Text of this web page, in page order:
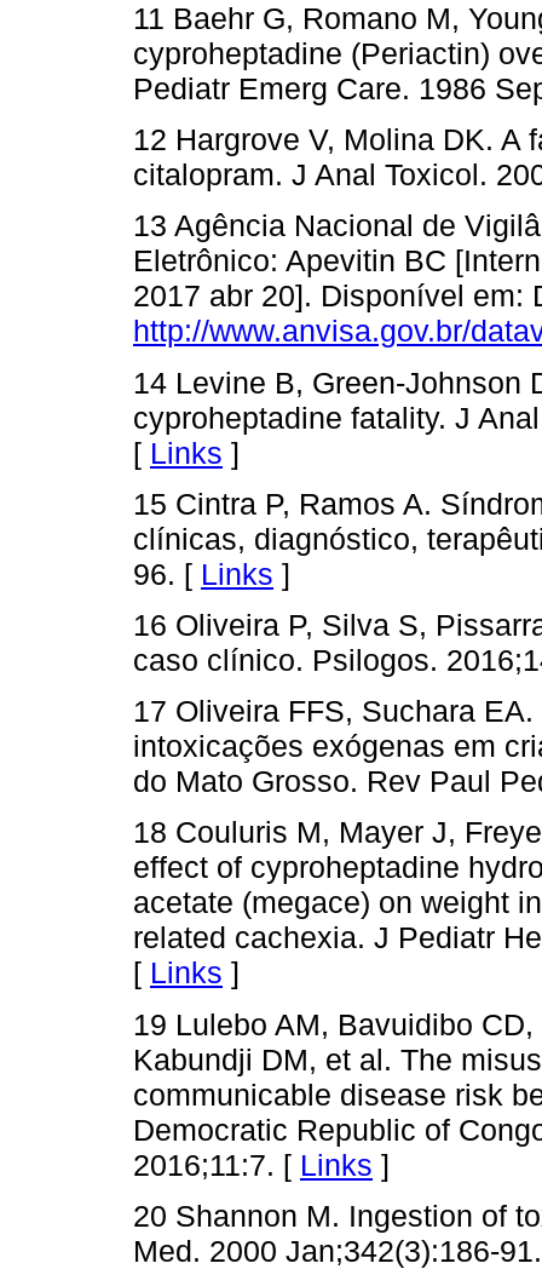
11 Baehr G, Romano M,
cyproheptadine (Periactin)
Pediatr Emerg Care. 1986
12 Hargrove V, Molina DK. A
citalopram. J Anal Toxicol.
13 Agência Nacional de
Eletrônico: Apevitin BC
2017 abr 20]. Disponível em:
http://www.anvisa.gov.br/
14 Levine B, Green-Johnson
cyproheptadine fatality. J
[ Links ]
15 Cintra P, Ramos A.
clínicas, diagnóstico,
96. [ Links ]
16 Oliveira P, Silva S,
caso clínico. Psilogos.
17 Oliveira FFS, Suchara
intoxicações exógenas em
do Mato Grosso. Rev Paul
18 Couluris M, Mayer J,
effect of cyproheptadine
acetate (megace) on weight
related cachexia. J Pediatr
[ Links ]
19 Lulebo AM, Bavuidibo
Kabundji DM, et al. The
communicable disease risk
Democratic Republic of
2016;11:7. [ Links ]
20 Shannon M. Ingestion of
Med. 2000 Jan;342(3):186-